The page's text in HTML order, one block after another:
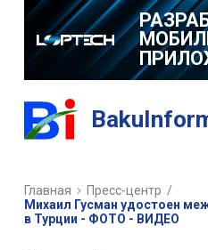
Главная Пресс-центр /
Михаил Гусман удостоен
в Турции - ФОТО - ВИДЕО